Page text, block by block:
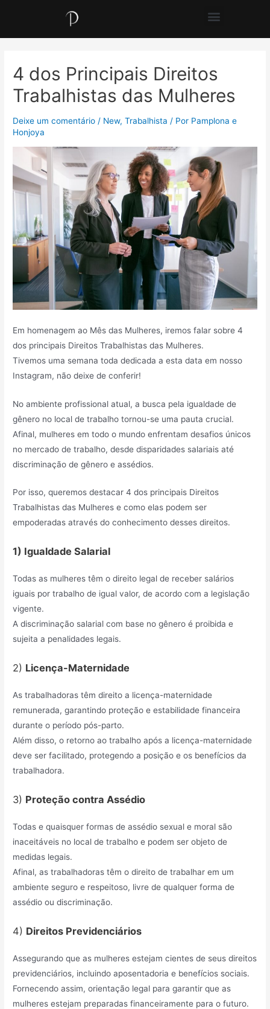
4 dos Principais Direitos
Trabalhistas das Mulheres
Deixe um comentário / New,Trabalhista / Por Pamplona e
Honjoya
Em homenagem ao Mês das Mulheres, iremos falar sobre 4
dos principais Direitos Trabalhistas das Mulheres.
Tivemos uma semana toda dedicada a esta data em nosso
Instagram, não deixe de conferir!
No ambiente profissional atual, a busca pela igualdade de
gênero no local de trabalho tornou-se uma pauta crucial.
Afinal, mulheres em todo o mundo enfrentam desafios únicos
no mercado de trabalho, desde disparidades salariais até
discriminação de gênero e assédios.
Por isso, queremos destacar 4 dos principais Direitos
Trabalhistas das Mulheres e como elas podem ser
empoderadas através do conhecimento desses direitos.
1) Igualdade Salarial
Todas as mulheres têm o direito legal de receber salários
iguais por trabalho de igual valor, de acordo com a legislação
vigente.
A discriminação salarial com base no gênero é proibida e
sujeita a penalidades legais.
2) Licença-Maternidade
As trabalhadoras têm direito a licença-maternidade
remunerada, garantindo proteção e estabilidade financeira
durante o período pós-parto.
Além disso, o retorno ao trabalho após a licença-maternidade
deve ser facilitado, protegendo a posição e os benefícios da
trabalhadora.
3) Proteção contra Assédio
Todas e quaisquer formas de assédio sexual e moral são
inaceitáveis no local de trabalho e podem ser objeto de
medidas legais.
Afinal, as trabalhadoras têm o direito de trabalhar em um
ambiente seguro e respeitoso, livre de qualquer forma de
assédio ou discriminação.
4) Direitos Previdenciários
Assegurando que as mulheres estejam cientes de seus direitos
previdenciários, incluindo aposentadoria e benefícios sociais.
Fornecendo assim, orientação legal para garantir que as
mulheres estejam preparadas financeiramente para o futuro.